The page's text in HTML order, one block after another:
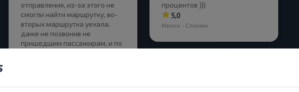
отправления, из-за этого не
смогли найти маршрутку, во-
вторых маршрутка уехала,
даже не позвонив не
пришедшим пассажирам, и по
процентов )))
5,0
Минск - Слоним